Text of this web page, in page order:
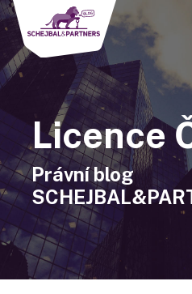
Licence
Právní blog